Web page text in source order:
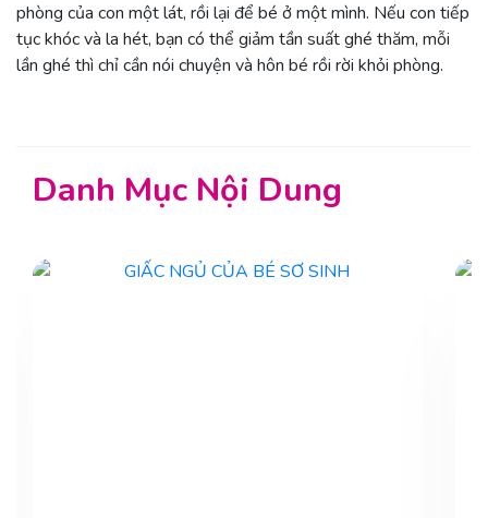
phòng của con một lát, rồi lại để bé ở một mình. Nếu con tiếp
tục khóc và la hét, bạn có thể giảm tần suất ghé thăm, mỗi
lần ghé thì chỉ cần nói chuyện và hôn bé rồi rời khỏi phòng.
Danh Mục Nội Dung